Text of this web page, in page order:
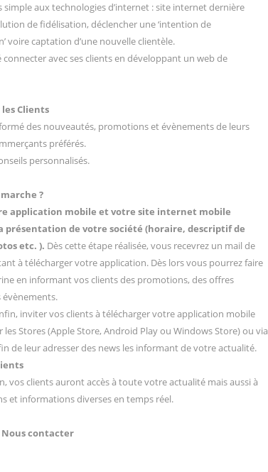
simple aux technologies d’internet : site internet dernière
de fidélisation, déclencher une ‘intention de
voire captation d’une nouvelle clientèle.
connecter avec ses clients en développant un web de
les Clients
des nouveautés, promotions et évènements de leurs
préférés.
personnalisés.
?
application mobile et votre site internet mobile
présentation de votre société (horaire, descriptif de
etc. ). Dès cette étape réalisée, vous recevrez un mail de
à télécharger votre application. Dès lors vous pourrez faire
en informant vos clients des promotions, des offres
évènements.
inviter vos clients à télécharger votre application mobile
Stores (Apple Store, Android Play ou Windows Store) ou via
de leur adresser des news les informant de votre actualité.
vos clients auront accès à toute votre actualité mais aussi à
et informations diverses en temps réel.
contacter